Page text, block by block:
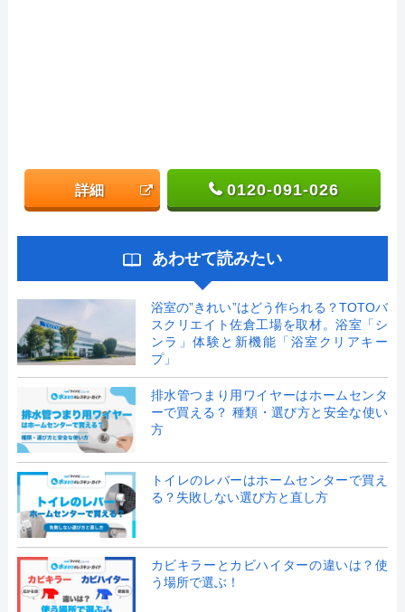
詳細 0120-091-026
あわせて読みたい
浴室の”きれい”はどう作られる？TOTOバ
スクリエイト佐倉工場を取材。浴室「シ
ンラ」体験と新機能「浴室クリアキー
プ」
排水管つまり用ワイヤーはホームセンタ
ーで買える？ 種類・選び方と安全な使い
方
トイレのレバーはホームセンターで買え
る？失敗しない選び方と直し方
カビキラーとカビハイターの違いは？使
う場所で選ぶ！